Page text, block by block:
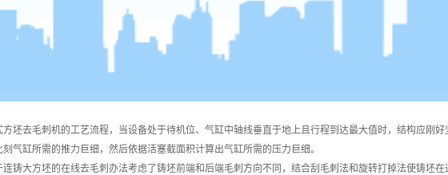
去毛刺机的工艺流程，当设备处于待机位、气缸中轴线垂直于地上且行程到达最大值时，结构应刚好
气缸所需的推力巨细，然后依据活塞截面积计算出气缸所需的压力巨细。
大方坯的在线去毛刺办法考虑了铸坯前端和后端毛刺方向不同，结合刮毛刺法和旋转打掉法使铸坯在